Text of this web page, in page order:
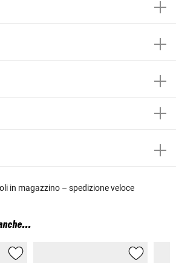
in magazzino – spedizione veloce